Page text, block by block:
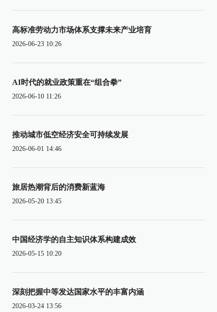
高标准劳动力市场体系支撑未来产业培育
2026-06-23 10:26
AI时代的就业政策重在“组合拳”
2026-06-10 11:26
推动城市低空经济安全可持续发展
2026-06-01 14:46
旅居热潮背后的消费新蓝海
2026-05-20 13:45
中国经济学的自主知识体系构建成效
2026-05-15 10:20
深刻把握中等发达国家水平的丰富内涵
2026-03-24 13:56